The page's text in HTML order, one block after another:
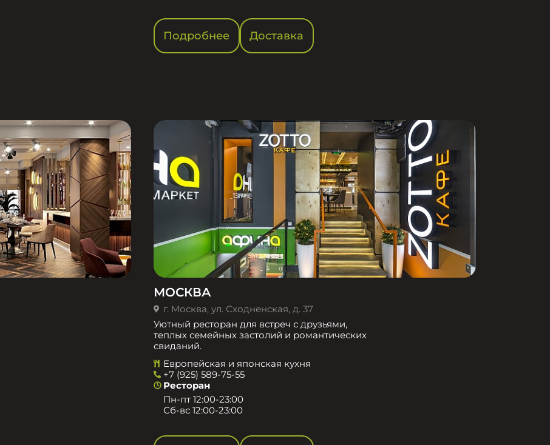
Подробнее Доставка
МОСКВА
г. Москва, ул. Сходненская, д. 37
Уютный ресторан для встреч с друзьями,
теплых семейных застолий и романтических
свиданий.
Европейская и японская кухня
+7 (925) 589-75-55
Ресторан
Пн-пт 12:00-23:00
Сб-вс 12:00-23:00